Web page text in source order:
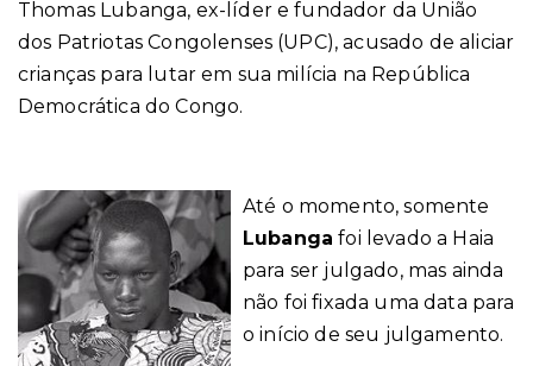
Thomas Lubanga, ex-líder e fundador da União
dos Patriotas Congolenses (UPC), acusado de aliciar
crianças para lutar em sua milícia na República
Democrática do Congo.
Até o momento, somente
Lubanga foi levado a Haia
para ser julgado, mas ainda
não foi fixada uma data para
o início de seu julgamento.